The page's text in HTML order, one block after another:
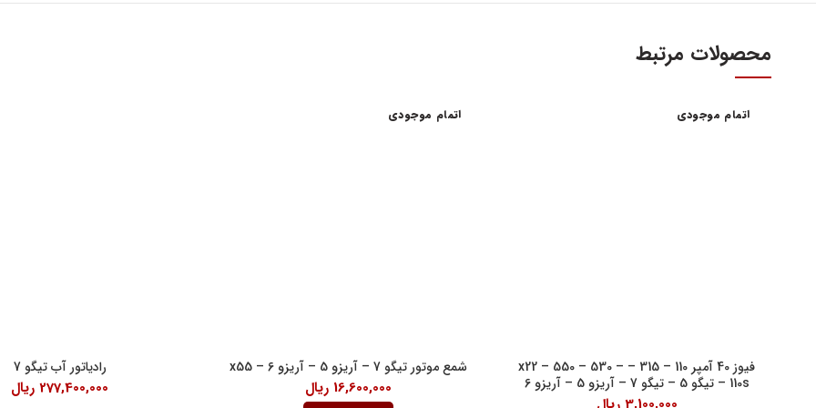
محصولات مرتبط
اتمام موجودی
فیوز 40 آمپر 110 – 315 – x22 – 550 – 530 –
110s – تیگو 5 – تیگو 7 – آریزو 5 – آریزو 6
اتمام موجودی
شمع موتور تیگو 7 – آریزو 5 – آریزو 6 – x55
16,600,000 ریال
رادیاتور آب تیگو 7
277,400,000 ریال
پنچشنبه ها 9 الی 14:30